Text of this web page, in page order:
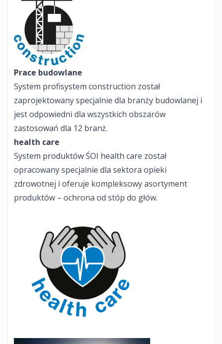
Prace budowlane
System profisystem construction został
zaprojektowany specjalnie dla branży budowlanej i
jest odpowiedni dla wszystkich obszarów
zastosowań dla 12 branż.
health care
System produktów ŚOI health care został
opracowany specjalnie dla sektora opieki
zdrowotnej i oferuje kompleksowy asortyment
produktów – ochrona od stóp do głów.